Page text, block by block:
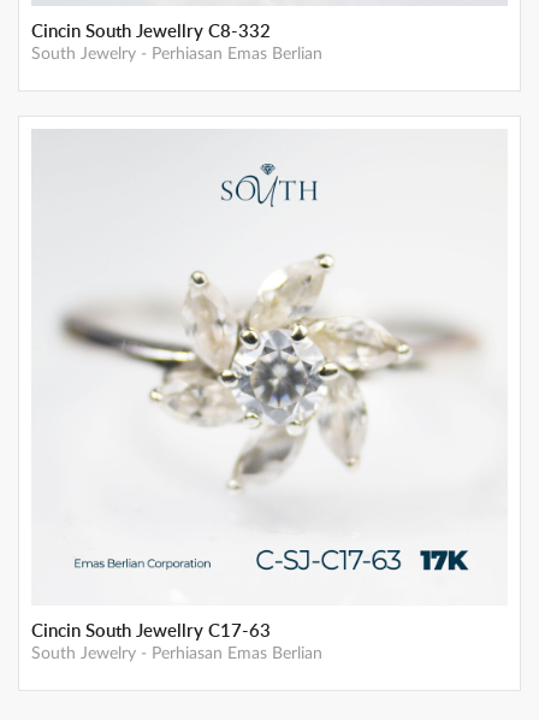
Cincin South Jewellry C8-332
South Jewelry - Perhiasan Emas Berlian
Cincin South Jewellry C17-63
South Jewelry - Perhiasan Emas Berlian